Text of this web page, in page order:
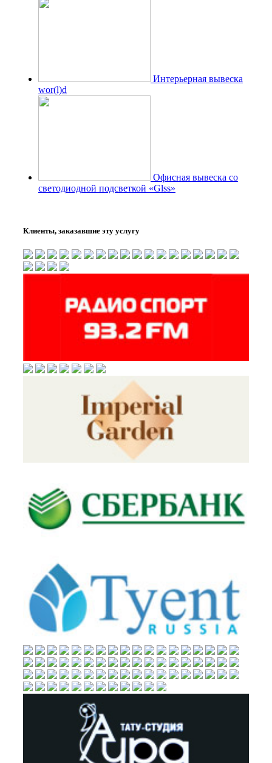
Интерьерная вывеска
wor(l)d
Офисная вывеска со
светодиодной подсветкой «Glss»
Клиенты, заказавшие эту услугу